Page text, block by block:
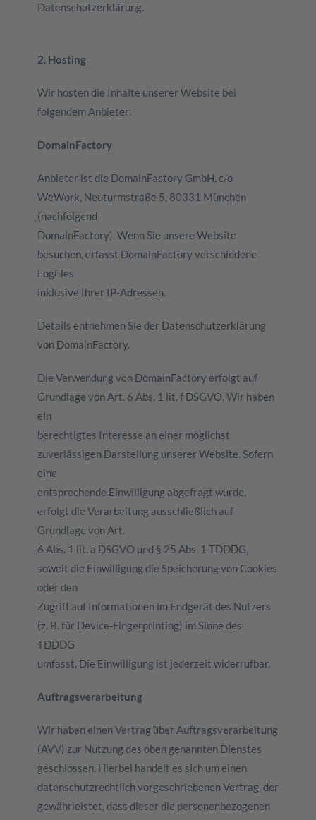
Datenschutzerklärung.
2. Hosting
Wir hosten die Inhalte unserer Website bei
folgendem Anbieter:
DomainFactory
Anbieter ist die DomainFactory GmbH, c/o
WeWork, Neuturmstraße 5, 80331 München
(nachfolgend
DomainFactory). Wenn Sie unsere Website
besuchen, erfasst DomainFactory verschiedene
Logfiles
inklusive Ihrer IP-Adressen.
Details entnehmen Sie der Datenschutzerklärung
von DomainFactory.
Die Verwendung von DomainFactory erfolgt auf
Grundlage von Art. 6 Abs. 1 lit. f DSGVO. Wir haben
ein
berechtigtes Interesse an einer möglichst
zuverlässigen Darstellung unserer Website. Sofern
eine
entsprechende Einwilligung abgefragt wurde,
erfolgt die Verarbeitung ausschließlich auf
Grundlage von Art.
6 Abs. 1 lit. a DSGVO und § 25 Abs. 1 TDDDG,
soweit die Einwilligung die Speicherung von Cookies
oder den
Zugriff auf Informationen im Endgerät des Nutzers
(z. B. für Device-Fingerprinting) im Sinne des
TDDDG
umfasst. Die Einwilligung ist jederzeit widerrufbar.
Auftragsverarbeitung
Wir haben einen Vertrag über Auftragsverarbeitung
(AVV) zur Nutzung des oben genannten Dienstes
geschlossen. Hierbei handelt es sich um einen
datenschutzrechtlich vorgeschriebenen Vertrag, der
gewährleistet, dass dieser die personenbezogenen